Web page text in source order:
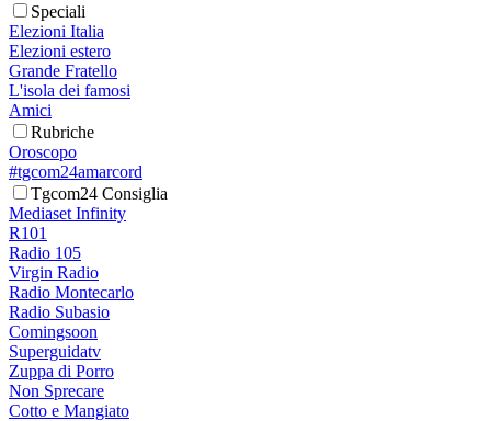
Speciali
Elezioni Italia
Elezioni estero
Grande Fratello
L'isola dei famosi
Amici
Rubriche
Oroscopo
#tgcom24amarcord
Tgcom24 Consiglia
Mediaset Infinity
R101
Radio 105
Virgin Radio
Radio Montecarlo
Radio Subasio
Comingsoon
Superguidatv
Zuppa di Porro
Non Sprecare
Cotto e Mangiato